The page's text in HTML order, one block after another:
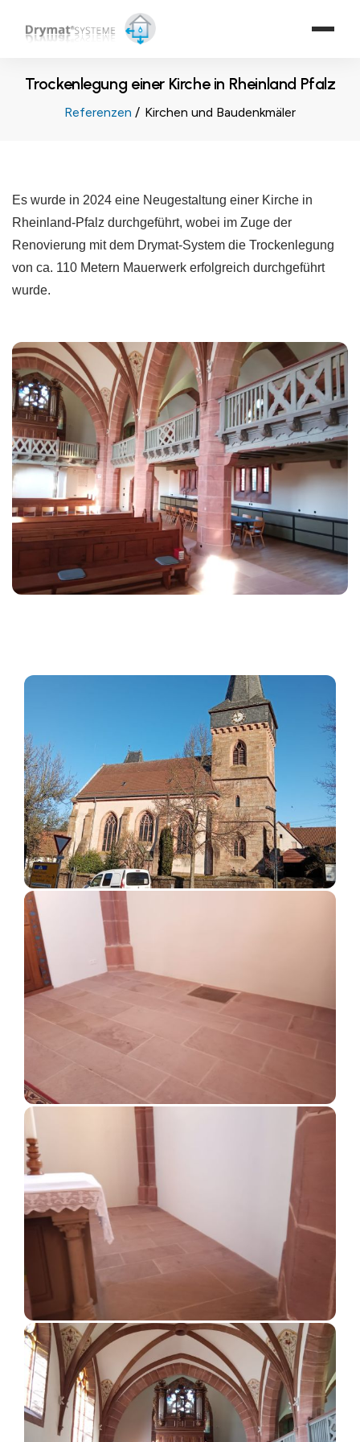
Trockenlegung einer Kirche in Rheinland Pfalz
Referenzen Kirchen und Baudenkmäler
Es wurde in 2024 eine Neugestaltung einer Kirche in
Rheinland-Pfalz durchgeführt, wobei im Zuge der
Renovierung mit dem Drymat-System die Trockenlegung
von ca. 110 Metern Mauerwerk erfolgreich durchgeführt
wurde.